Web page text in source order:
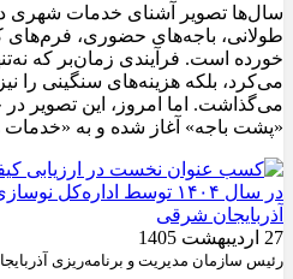
سال‌ها تصویر آشنای خدمات شهری
طولانی، باجه‌های حضوری،
خورده است. فرآیندی زمان‌بر که
می‌کرد، بلکه هزینه‌های سنگینی را
می‌گذاشت. اما امروز، این تصویر در
«پشت باجه» آغاز شده و به
27 اردیبهشت 1405
رئیس سازمان مدیریت و برنامه‌ریزی